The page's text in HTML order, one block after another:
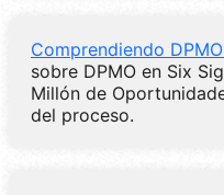
Comprendiendo
sobre DPMO en Six
Millón de
del proceso.